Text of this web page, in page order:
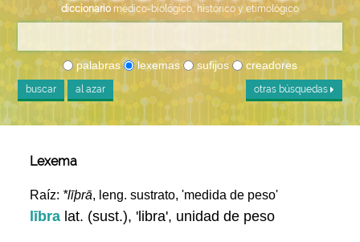
diccionario médico-biológico, histórico y etimológico
palabras lexemas sufijos creadores
buscar al azar otras búsquedas
Lexema
Raíz: *līþrā, leng. sustrato, 'medida de peso'
lībra lat. (sust.), 'libra', unidad de peso